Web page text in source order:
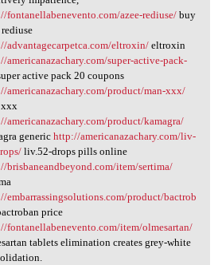
fontanellabenevento.com/azee-rediuse/buy
rediuse
advantagecarpetca.com/eltroxin/eltroxin
americanazachary.com/super-active-pack-
active pack 20 coupons
americanazachary.com/product/man-xxx/
xxx
americanazachary.com/product/kamagra/
generic http://americanazachary.com/liv-
liv.52-drops pills online
brisbaneandbeyond.com/item/sertima/
embarrassingsolutions.com/product/bactrob
price
fontanellabenevento.com/item/olmesartan/
tablets elimination creates grey-white